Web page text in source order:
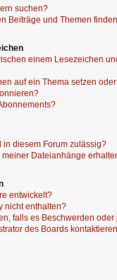
suchen?
Beiträge und Themen
einem Lesezeichen
auf ein Thema setzen
diesem Forum zulässig?
Dateianhänge
entwickelt?
nicht enthalten?
falls es Beschwerden
des Boards